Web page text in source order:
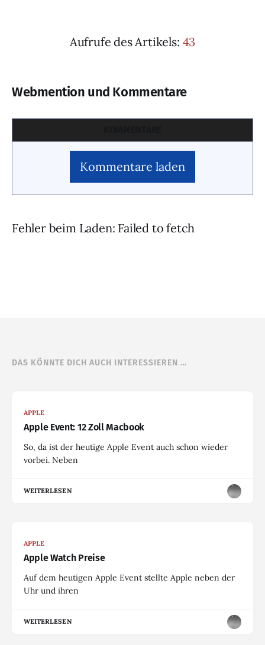
Aufrufe des Artikels: 43
Webmention und Kommentare
Kommentare laden
Fehler beim Laden: Failed to fetch
DAS KÖNNTE DICH AUCH INTERESSIEREN …
APPLE
Apple Event: 12 Zoll Macbook
So, da ist der heutige Apple Event auch schon wieder
vorbei. Neben
WEITERLESEN
APPLE
Apple Watch Preise
Auf dem heutigen Apple Event stellte Apple neben der
Uhr und ihren
WEITERLESEN